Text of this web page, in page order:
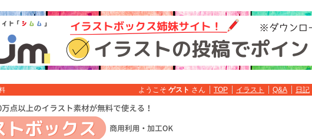
ようこそ ゲスト さん TOP イラスト Q&A 日記